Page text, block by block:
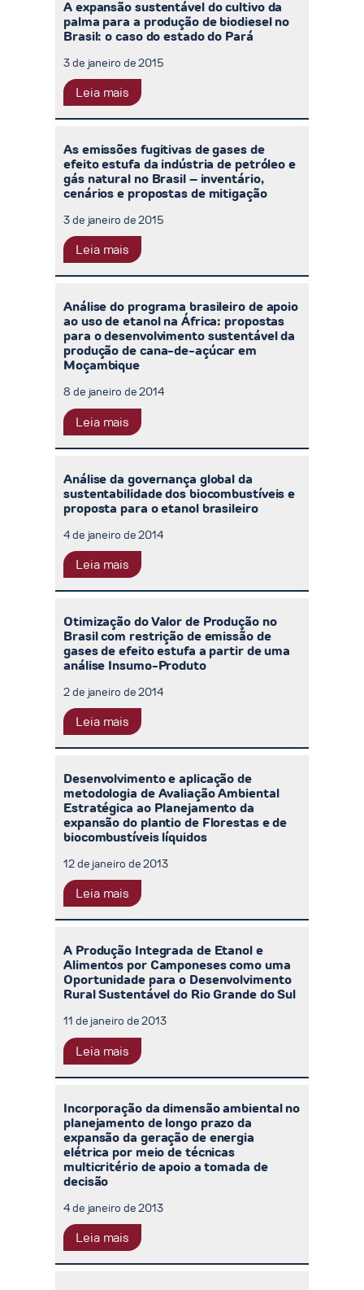
A expansão sustentável do cultivo da
palma para a produção de biodiesel no
Brasil: o caso do estado do Pará
3 de janeiro de 2015
Leia mais
As emissões fugitivas de gases de
efeito estufa da indústria de petróleo e
gás natural no Brasil – inventário,
cenários e propostas de mitigação
3 de janeiro de 2015
Leia mais
Análise do programa brasileiro de apoio
ao uso de etanol na África: propostas
para o desenvolvimento sustentável da
produção de cana-de-açúcar em
Moçambique
8 de janeiro de 2014
Leia mais
Análise da governança global da
sustentabilidade dos biocombustíveis e
proposta para o etanol brasileiro
4 de janeiro de 2014
Leia mais
Otimização do Valor de Produção no
Brasil com restrição de emissão de
gases de efeito estufa a partir de uma
análise Insumo-Produto
2 de janeiro de 2014
Leia mais
Desenvolvimento e aplicação de
metodologia de Avaliação Ambiental
Estratégica ao Planejamento da
expansão do plantio de Florestas e de
biocombustíveis líquidos
12 de janeiro de 2013
Leia mais
A Produção Integrada de Etanol e
Alimentos por Camponeses como uma
Oportunidade para o Desenvolvimento
Rural Sustentável do Rio Grande do Sul
11 de janeiro de 2013
Leia mais
Incorporação da dimensão ambiental no
planejamento de longo prazo da
expansão da geração de energia
elétrica por meio de técnicas
multicritério de apoio a tomada de
decisão
4 de janeiro de 2013
Leia mais